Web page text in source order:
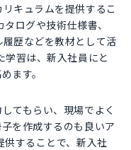
キュラムを提供するこ
ログや技術仕様書、
歴などを教材として活
学習は、新入社員にと
ます。
てもらい、現場でよく
を作成するのも良いア
することで、新入社